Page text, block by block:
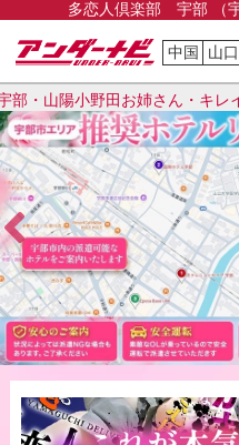
多恋人倶楽部 宇部 （
中国 山
部・山陽小野田お姉さん・キレ